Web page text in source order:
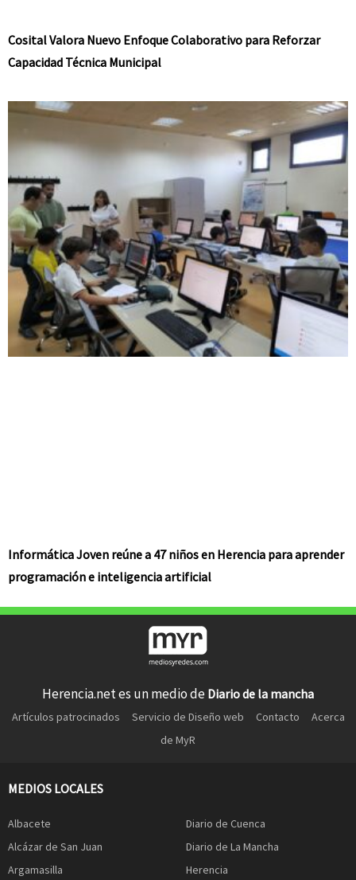
Cosital Valora Nuevo Enfoque Colaborativo para Reforzar
Capacidad Técnica Municipal
Informática Joven reúne a 47 niños en Herencia para aprender
programación e inteligencia artificial
Herencia.net es un medio de Diario de la mancha
Artículos patrocinados Servicio de Diseño web Contacto
Acerca
de MyR
MEDIOS LOCALES
Albacete
Alcázar de San Juan
Argamasilla
Diario de Cuenca
Diario de La Mancha
Herencia